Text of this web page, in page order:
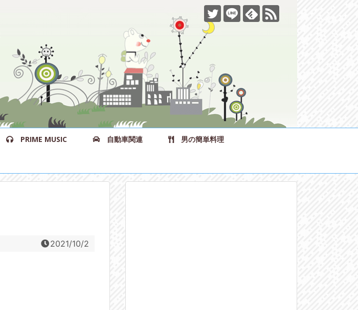
PRIME MUSIC 自動車関連 男の簡単料理
2021/10/2